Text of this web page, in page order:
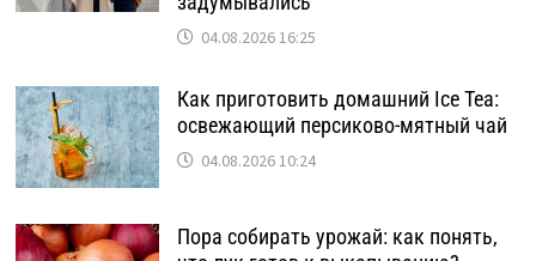
04.08.2026 16:25
Как приготовить домашний Ice Tea:
освежающий персиково-мятный чай
04.08.2026 10:24
Пора собирать урожай: как понять,